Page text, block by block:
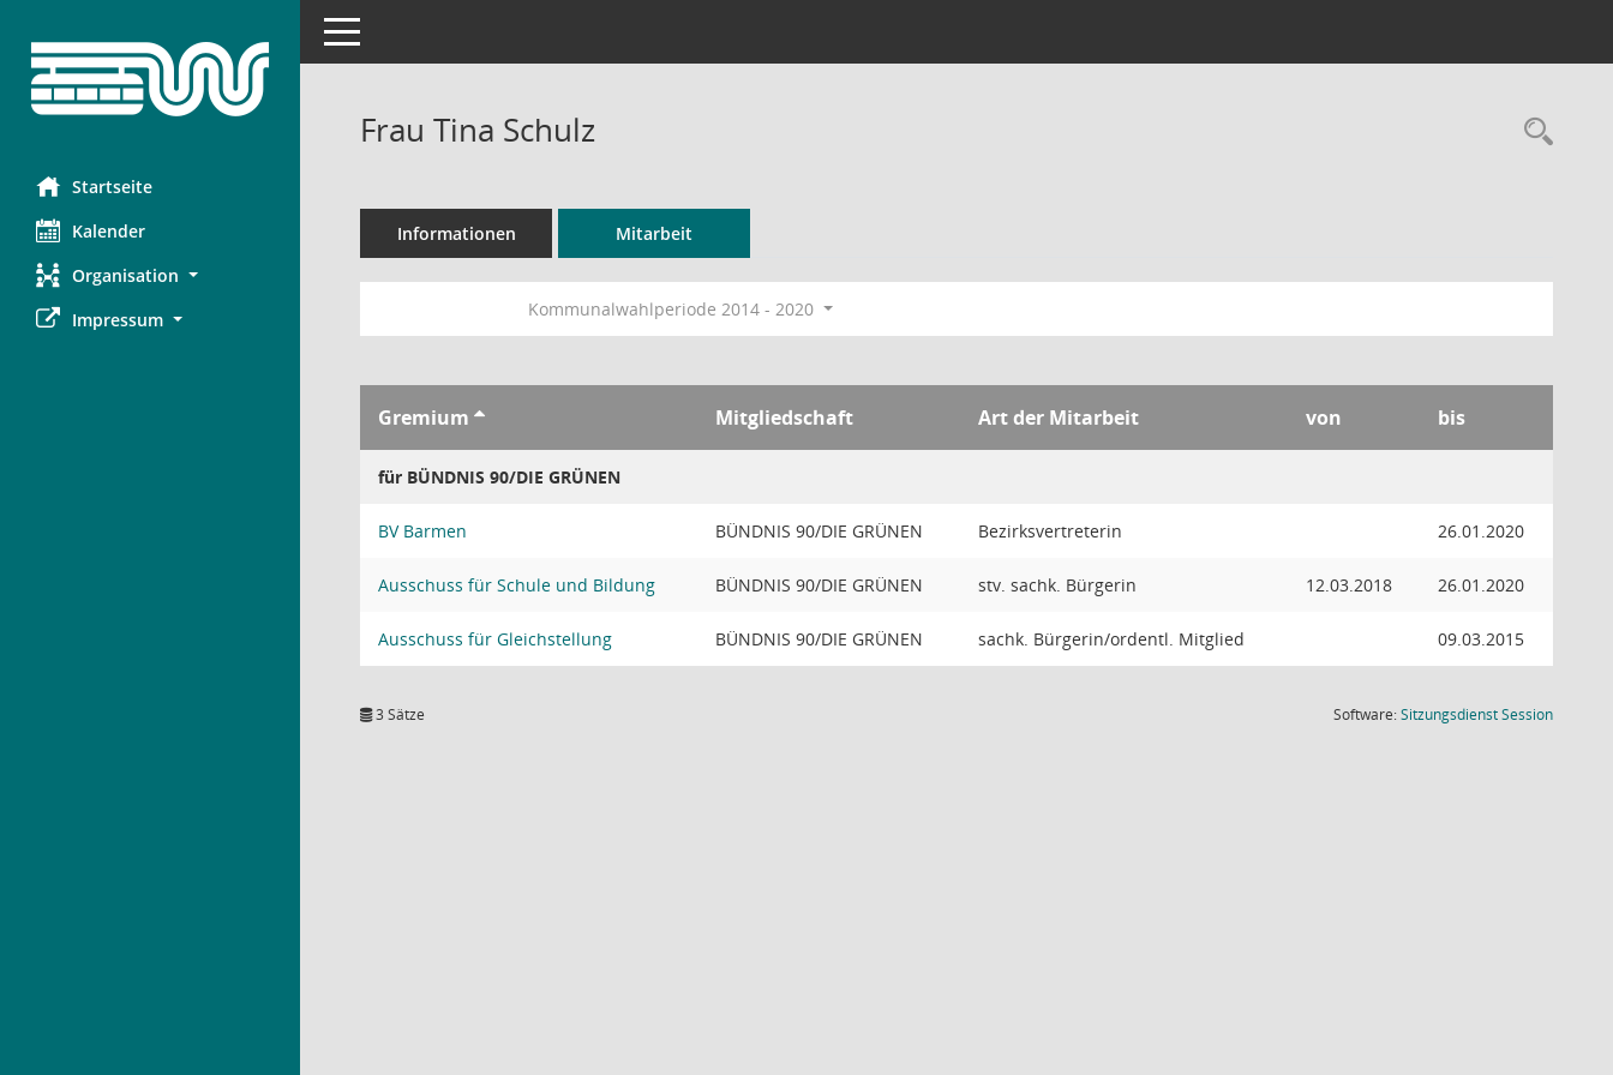
Startseite
Kalender
Organisation
Impressum
Toggle navigation
Frau Tina Schulz
Informationen Mitarbeit
Kommunalwahlperiode 2014 - 2020
Gremium Mitgliedschaft Art der Mitarbeit von bis
für BÜNDNIS 90/DIE GRÜNEN
BV Barmen BÜNDNIS 90/DIE GRÜNEN Bezirksvertreterin 26.01.2020
Ausschuss für Schule und Bildung BÜNDNIS 90/DIE GRÜNEN stv. sachk. Bürgerin 12.03.2018 26.01.2020
Ausschuss für Gleichstellung BÜNDNIS 90/DIE GRÜNEN sachk. Bürgerin/ordentl. Mitglied 09.03.2015
3 Sätze Software:SitzungsdienstSession(Wird in